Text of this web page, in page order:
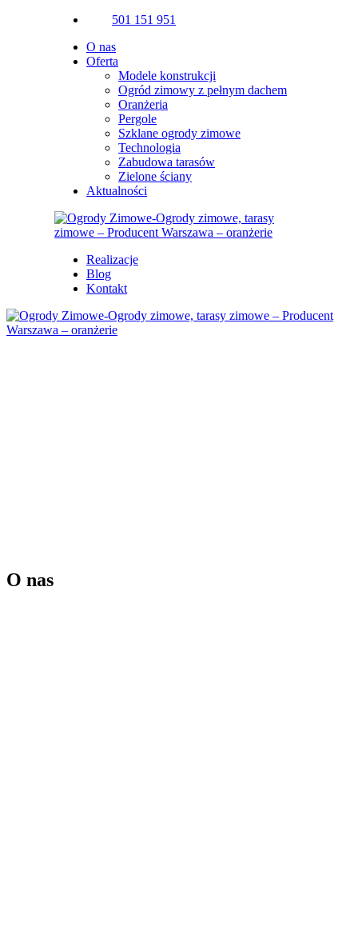
501 151 951
O nas
Oferta
Modele konstrukcji
Ogród zimowy z pełnym dachem
Oranżeria
Pergole
Szklane ogrody zimowe
Technologia
Zabudowa tarasów
Zielone ściany
Aktualności
Realizacje
Blog
Kontakt
O nas